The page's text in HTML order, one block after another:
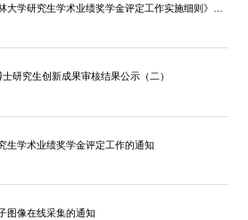
研究生创新成果审核结果公示（二）
生学术业绩奖学金评定工作的通知
图像在线采集的通知